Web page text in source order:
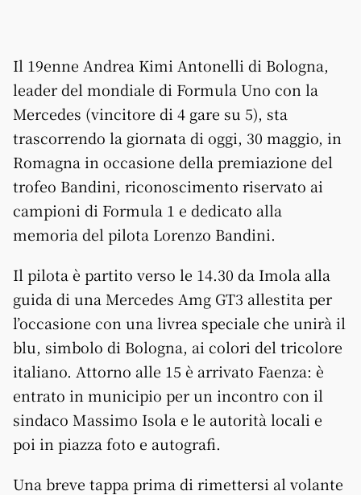
Il 19enne Andrea Kimi Antonelli di Bologna,
leader del mondiale di Formula Uno con la
Mercedes (vincitore di 4 gare su 5), sta
trascorrendo la giornata di oggi, 30 maggio, in
Romagna in occasione della premiazione del
trofeo Bandini, riconoscimento riservato ai
campioni di Formula 1 e dedicato alla
memoria del pilota Lorenzo Bandini.
Il pilota è partito verso le 14.30 da Imola alla
guida di una Mercedes Amg GT3 allestita per
l’occasione con una livrea speciale che unirà il
blu, simbolo di Bologna, ai colori del tricolore
italiano. Attorno alle 15 è arrivato Faenza: è
entrato in municipio per un incontro con il
sindaco Massimo Isola e le autorità locali e
poi in piazza foto e autografi.
Una breve tappa prima di rimettersi al volante